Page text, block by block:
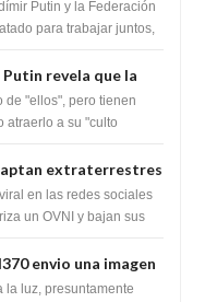
firmado un
los Sionistas?
Putin y la Federación
para trabajar juntos,
revela que la
son los
de "ellos", pero tienen
atraerlo a su "culto
extraterrestres
Arabia Saudita
en las redes sociales
un OVNI y bajan sus
envio una imagen
Garcia
la luz, presuntamente